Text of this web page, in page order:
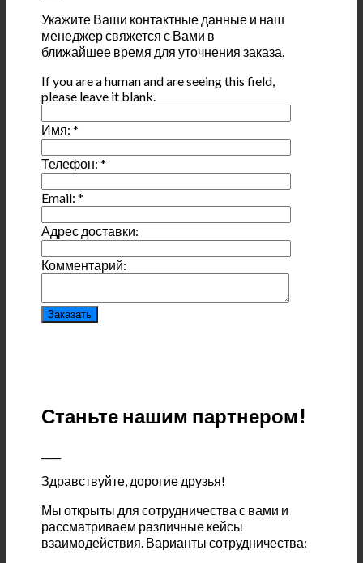
Укажите Ваши контактные данные и наш
менеджер свяжется с Вами в
ближайшее время для уточнения заказа.
If you are a human and are seeing this field,
please leave it blank.
Имя:*
Телефон:*
Email:*
Адрес доставки:
Комментарий:
Станьте нашим партнером!
Здравствуйте, дорогие друзья!
Мы открыты для сотрудничества с вами и
рассматриваем различные кейсы
взаимодействия. Варианты сотрудничества: